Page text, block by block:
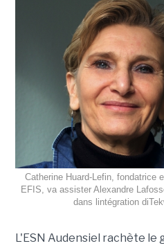
Catherine Huard-Lefin, fondatrice
EFIS, va assister Alexandre
dans lintégration
L'ESN Audensiel rachète le